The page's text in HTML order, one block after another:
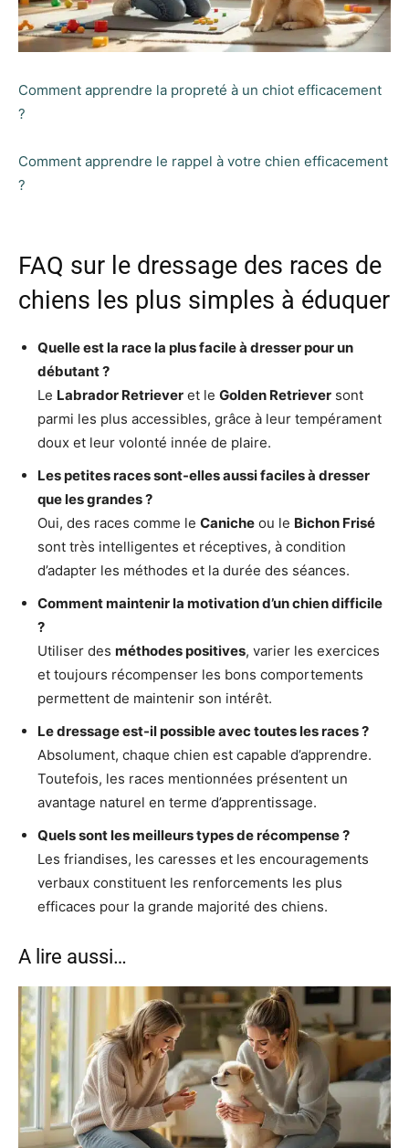
Comment apprendre la propreté à un chiot efficacement
?
Comment apprendre le rappel à votre chien efficacement
?
FAQ sur le dressage des races de
chiens les plus simples à éduquer
Quelle est la race la plus facile à dresser pour un
débutant ?
Le Labrador Retriever et le Golden Retriever sont
parmi les plus accessibles, grâce à leur tempérament
doux et leur volonté innée de plaire.
Les petites races sont-elles aussi faciles à dresser
que les grandes ?
Oui, des races comme le Caniche ou le Bichon Frisé
sont très intelligentes et réceptives, à condition
d’adapter les méthodes et la durée des séances.
Comment maintenir la motivation d’un chien difficile
?
Utiliser des méthodes positives, varier les exercices
et toujours récompenser les bons comportements
permettent de maintenir son intérêt.
Le dressage est-il possible avec toutes les races ?
Absolument, chaque chien est capable d’apprendre.
Toutefois, les races mentionnées présentent un
avantage naturel en terme d’apprentissage.
Quels sont les meilleurs types de récompense ?
Les friandises, les caresses et les encouragements
verbaux constituent les renforcements les plus
efficaces pour la grande majorité des chiens.
A lire aussi…